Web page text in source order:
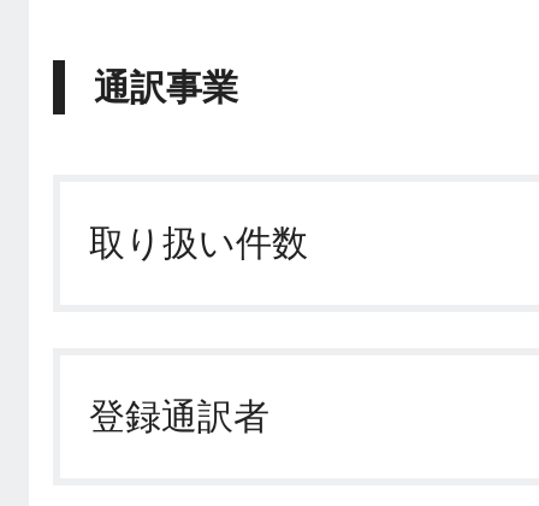
通訳事業
取り扱い件数
登録通訳者